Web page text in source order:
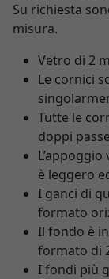
Su richiesta
misura.
Vetro di 2
Le cornici
Tutte le
doppi
è leggero
I ganci di
formato
Il fondo è
formato di
I fondi più